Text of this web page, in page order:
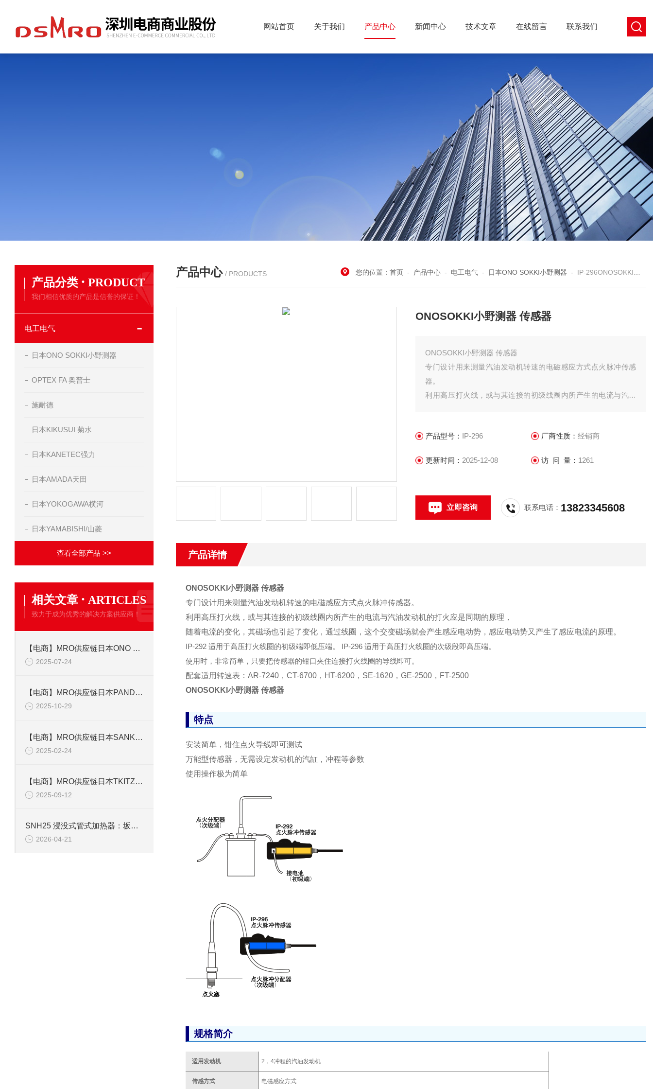
网站首页 关于我们 产品中心 新闻中心 技术文章 在线留言 联系我们
产品分类 · PRODUCT
我们相信优质的产品是信誉的保证！
电工电气
日本ONO SOKKI小野测器
OPTEX FA 奥普士
施耐德
日本KIKUSUI 菊水
日本KANETEC强力
日本AMADA天田
日本YOKOGAWA横河
日本YAMABISHI/山菱
查看全部产品 >>
相关文章 · ARTICLES
致力于成为优秀的解决方案供应商！
【电商】MRO供应链日本ONO SOKKI小野测器旋转编码器 RP-1712-OT1-2500PR
2025-07-24
【电商】MRO供应链日本PANDUIT泛达 电动压线钳 CT-3001 STBT
2025-10-29
【电商】MRO供应链日本SANKO三高双型膜厚计电磁式涡电流式SWT-NEO
2025-02-24
【电商】MRO供应链日本TKITZ 管道针阀 N2-AL DN814”
2025-09-12
SNH25 浸没式管式加热器：坂口电热精工打造，适配工业油液高效加热场景
2026-04-21
产品中心 / PRODUCTS 您的位置：首页 - 产品中心 - 电工电气 - 日本ONO SOKKI小野测器 - IP-296ONOSOKKI小野测器 传感器
ONOSOKKI小野测器 传感器
ONOSOKKI小野测器 传感器
专门设计用来测量汽油发动机转速的电磁感应方式点火脉冲传感
器。
利用高压打火线，或与其连接的初级线圈内所产生的电流与汽油
场就会产生感应电动势，感应电动势又产生了感应电流的原理。
产品型号： IP-296 厂商性质： 经销商
更新时间： 2025-12-08 访 问 量： 1261
立即咨询 联系电话： 13823345608
产品详情
ONOSOKKI小野测器 传感器
专门设计用来测量汽油发动机转速的电磁感应方式点火脉冲传感器。
利用高压打火线，或与其连接的初级线圈内所产生的电流与汽油发动机的打火应是同期的原理，
随着电流的变化，其磁场也引起了变化，通过线圈，这个交变磁场就会产生感应电动势，感应电动势又产生了感应电流的原理。
IP-292 适用于高压打火线圈的初级端即低压端。 IP-296 适用于高压打火线圈的次级段即高压端。
使用时，非常简单，只要把传感器的钳口夹住连接打火线圈的导线即可。
配套适用转速表：AR-7240，CT-6700，HT-6200，SE-1620，GE-2500，FT-2500
ONOSOKKI小野测器 传感器
特点
安装简单，钳住点火导线即可测试
万能型传感器，无需设定发动机的汽缸，冲程等参数
使用操作极为简单
规格简介
适用发动机 2，4冲程的汽油发动机
传感方式 电磁感应方式